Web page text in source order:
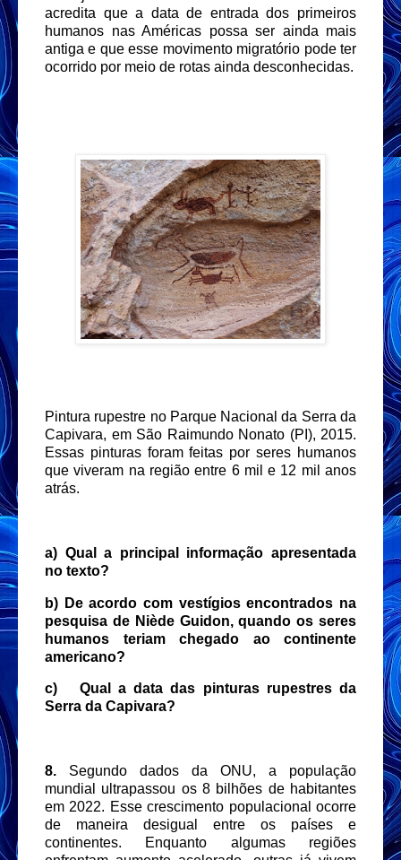
acredita que a data de entrada dos primeiros
humanos nas Américas possa ser ainda mais
antiga e que esse movimento migratório pode ter
ocorrido por meio de rotas ainda desconhecidas.
Pintura rupestre no Parque Nacional da Serra da
Capivara, em São Raimundo Nonato (PI), 2015.
Essas pinturas foram feitas por seres humanos
que viveram na região entre 6 mil e 12 mil anos
atrás.
a) Qual a principal informação apresentada
no texto?
b) De acordo com vestígios encontrados na
pesquisa de Niède Guidon, quando os seres
humanos teriam chegado ao continente
americano?
c)
Qual a data das pinturas rupestres da
Serra da Capivara?
8. Segundo dados da ONU, a população
mundial ultrapassou os 8 bilhões de habitantes
em 2022. Esse crescimento populacional ocorre
de maneira desigual entre os países e
continentes. Enquanto algumas regiões